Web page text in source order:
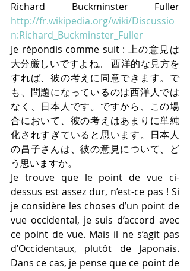
http://fr.wikipedia.org/wiki/Discussio
n:Richard_Buckminster_Fuller
Je répondis comme suit : 上の意見は
大分厳しいですよね。 西洋的な見方を
すれば、彼の考えに同意できます。で
も、問題になっているのは西洋人では
なく、日本人です。ですから、この場
合において、彼の考えはあまりに単純
化されすぎていると思います。日本人
の昌子さんは、彼の意見について、ど
う思いますか。
Je trouve que le point de vue ci-
dessus est assez dur, n’est-ce pas ! Si
je considère les choses d’un point de
vue occidental, je suis d’accord avec
ce point de vue. Mais il ne s’agit pas
d’Occidentaux, plutôt de Japonais.
Dans ce cas, je pense que ce point de